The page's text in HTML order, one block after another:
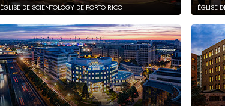
ÉGLISE DE SCIENTOLOGY DE PORTO RICO ÉGLISE